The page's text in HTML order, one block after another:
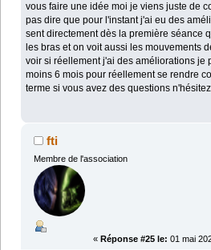
vous faire une idée moi je viens juste de
pas dire que pour l'instant j'ai eu des
sent directement dès la première séance
les bras et on voit aussi les mouvements
voir si réellement j'ai des améliorations je
moins 6 mois pour réellement se rendre
terme si vous avez des questions
fti
Membre de l'association
« Réponse #25 le: 01 mai